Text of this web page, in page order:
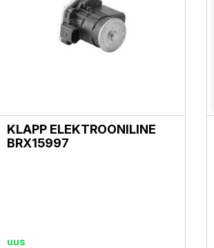
KLAPP ELEKTROONILINE
BRX15997
uus